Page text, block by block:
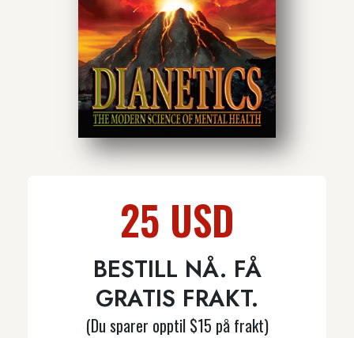
25 USD
BESTILL NÅ. FÅ
GRATIS FRAKT.
(Du sparer opptil $15 på frakt)